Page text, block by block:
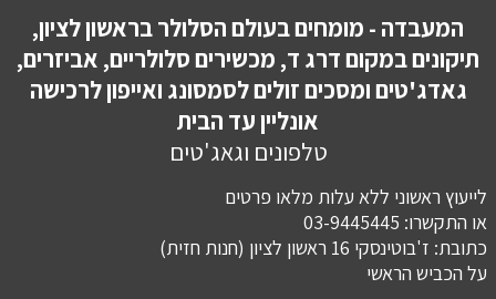
המעבדה - מומחים בעולם הסלולר בראשון לציון,
תיקונים במקום דרג ד, מכשירים סלולריים, אביזרים,
גאדג'טים ומסכים זולים לסמסונג ואייפון לרכישה
אונליין עד הבית
טלפונים וגאג'טים
לייעוץ ראשוני ללא עלות מלאו פרטים
או התקשרו: 03-9445445
כתובת: ז'בוטינסקי 16 ראשון לציון (חנות חזית)
​​​​​​​על הכביש הראשי